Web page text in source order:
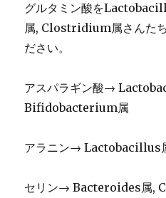
グルタミン酸を
属, Clostridium属さんた
ださい。
アスパラギン酸→
Bifidobacterium属
アラニン→ Lactobacillus
セリン→ Bacteroides属,